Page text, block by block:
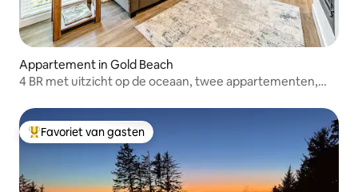
Appartement in Gold Beach
4 BR met uitzicht op de oceaan, twee appartementen,
Topfavoriet van gasten
Favoriet van gasten